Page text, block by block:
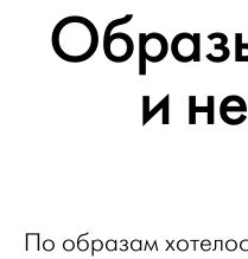
и
По образам